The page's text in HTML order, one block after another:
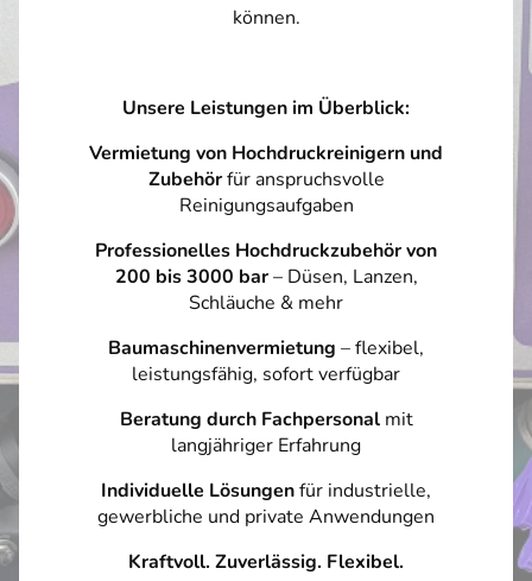
können.
Unsere Leistungen im Überblick:
Vermietung von Hochdruckreinigern und
Zubehörfür anspruchsvolle
Reinigungsaufgaben
Professionelles Hochdruckzubehör von
200 bis 3000 bar– Düsen, Lanzen,
Schläuche & mehr
Baumaschinenvermietung – flexibel,
leistungsfähig, sofort verfügbar
Beratung durch Fachpersonalmit
langjähriger Erfahrung
Individuelle Lösungenfür industrielle,
gewerbliche und private Anwendungen
Kraftvoll. Zuverlässig. Flexibel.